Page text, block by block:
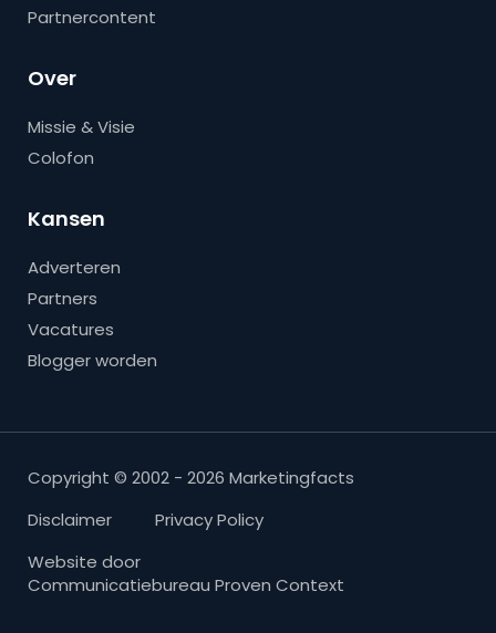
Partnercontent
Over
Missie & Visie
Colofon
Kansen
Adverteren
Partners
Vacatures
Blogger worden
Copyright © 2002 - 2026 Marketingfacts
Disclaimer
Privacy Policy
Website door
Communicatiebureau Proven Context